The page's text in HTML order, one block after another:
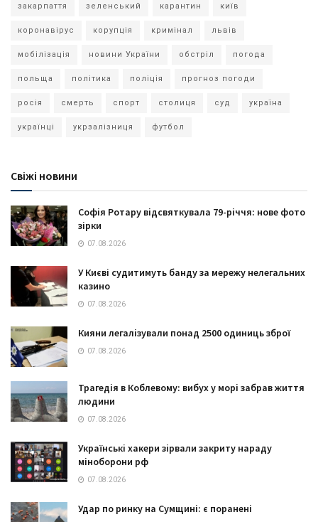
закарпаття зеленський карантин київ
коронавірус корупція кримінал львів
мобілізація новини України обстріл погода
польща політика поліція прогноз погоди
росія смерть спорт столиця суд україна
українці укрзалізниця футбол
Свіжі новини
Софія Ротару відсвяткувала 79-річчя: нове фото
зірки
07.08.2026
У Києві судитимуть банду за мережу нелегальних
казино
07.08.2026
Кияни легалізували понад 2500 одиниць зброї
07.08.2026
Трагедія в Коблевому: вибух у морі забрав життя
людини
07.08.2026
Українські хакери зірвали закриту нараду
міноборони рф
07.08.2026
Удар по ринку на Сумщині: є поранені